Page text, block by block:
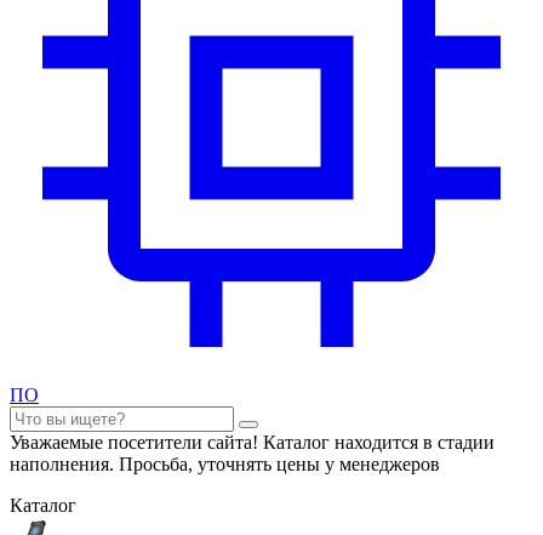
ПО
Уважаемые посетители сайта! Каталог находится в стадии
наполнения. Просьба, уточнять цены у менеджеров
Каталог